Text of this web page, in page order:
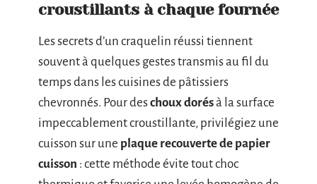
croustillants à chaque fournée
Les secrets d’un craquelin réussi tiennent
souvent à quelques gestes transmis au fil du
temps dans les cuisines de pâtissiers
chevronnés. Pour deschoux dorésà la surface
impeccablement croustillante, privilégiez une
cuisson sur une plaque recouverte de papier
cuisson : cette méthode évite tout choc